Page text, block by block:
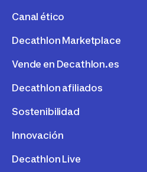
Canal ético
Decathlon Marketplace
Vende en Decathlon.es
Decathlon afiliados
Sostenibilidad
Innovación
Decathlon Live